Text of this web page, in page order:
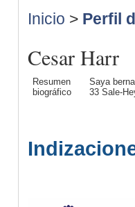
Inicio > Perfil
Cesar Harr
Resumen
biográfico
Saya
33 Sale-